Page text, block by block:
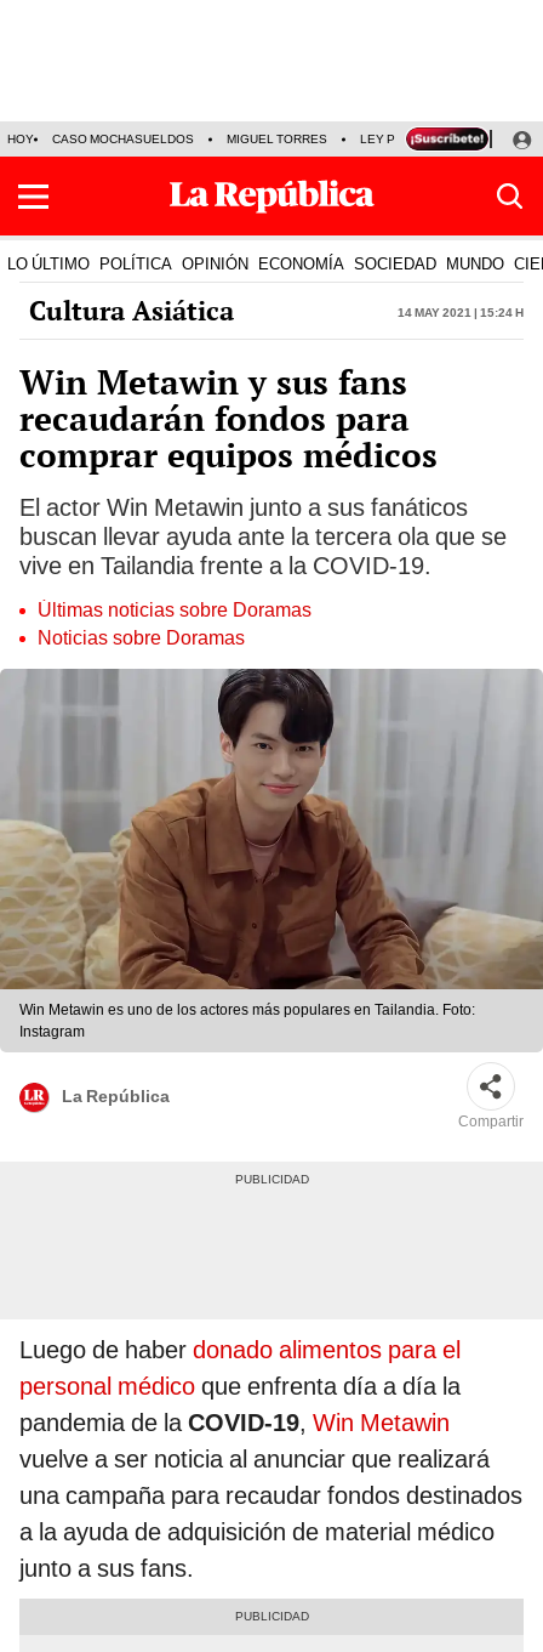
HOY CASO MOCHASUELDOS MIGUEL TORRES LEY PULPÍN PRECIO DEL
LO ÚLTIMO POLÍTICA OPINIÓN ECONOMÍA SOCIEDAD MUNDO
Cultura Asiática 14 May 2021 | 15:24 h
Win Metawin y sus fans
recaudarán fondos para
comprar equipos médicos
El actor Win Metawin junto a sus fanáticos
buscan llevar ayuda ante la tercera ola que se
vive en Tailandia frente a la COVID-19.
Últimas noticias sobre Doramas
Noticias sobre Doramas
Win Metawin es uno de los actores más populares en Tailandia. Foto:
Instagram
La República
Compartir
Luego de haber donado alimentos para el
personal médico que enfrenta día a día la
pandemia de laCOVID-19, Win Metawin
vuelve a ser noticia al anunciar que realizará
una campaña para recaudar fondos destinados
a la ayuda de adquisición de material médico
junto a sus fans.